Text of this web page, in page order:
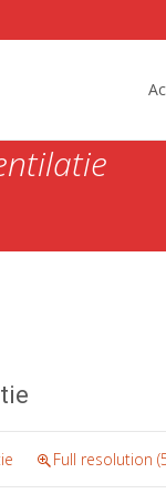
Full resolution